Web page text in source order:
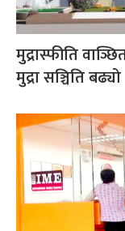
मुद्रास्फीति
मुद्रा सञ्चिति बढ्यो